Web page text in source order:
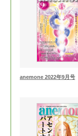
anemone 2022年9月号